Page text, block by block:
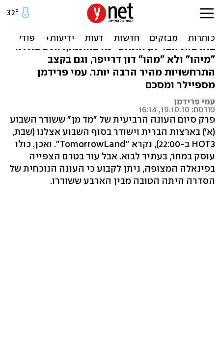
דון דרייפר, קווים לדמותו
העונה הרביעית של "מד מן", שהגיעה לסיומה
בארצות הברית, התאפיינה בהתמקדות בשאלה
"מיהו" ולא "מהו" דון דרייפר, וגם בקצב
התרחשויות מהיר הרבה יותר. עמי פרידמן
מספיילר ומסכם
עמי פרידמן
פורסם: 19.10.10, 16:14
פרק סיום העונה הרביעית של "מד מן" ששודר השבוע
(א') בארצות הברית וישודר בסוף השבוע אצלנו (שבת,
HOT3 ב-22:00), נקרא "TomorrowLand". ואכן, כולו
עוסק במחר, בעתיד לבוא. אבל עוד בטרם הצפייה
בפינאלה המצופה, ניתן לקבוע כי העונה הנוכחית של
הסדרה היתה הטובה מבין הארבע ששודרו.